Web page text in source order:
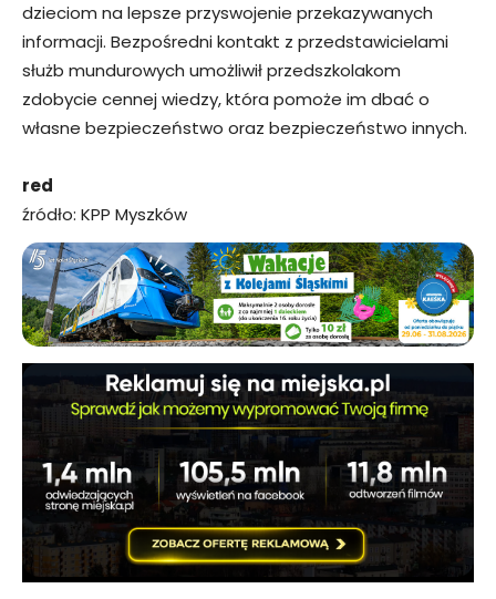
dzieciom na lepsze przyswojenie przekazywanych
informacji. Bezpośredni kontakt z przedstawicielami
służb mundurowych umożliwił przedszkolakom
zdobycie cennej wiedzy, która pomoże im dbać o
własne bezpieczeństwo oraz bezpieczeństwo innych.
red
źródło: KPP Myszków